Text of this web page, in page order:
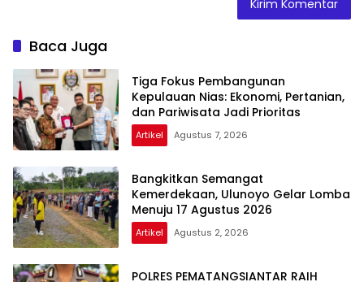
Baca Juga
Tiga Fokus Pembangunan
Kepulauan Nias: Ekonomi, Pertanian,
dan Pariwisata Jadi Prioritas
Artikel Agustus 7, 2026
Bangkitkan Semangat
Kemerdekaan, Ulunoyo Gelar Lomba
Menuju 17 Agustus 2026
Artikel Agustus 2, 2026
POLRES PEMATANGSIANTAR RAIH